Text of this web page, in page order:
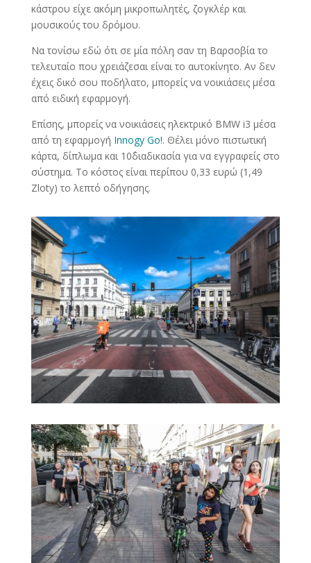
κάστρου είχε ακόμη μικροπωλητές, ζογκλέρ και
μουσικούς του δρόμου.
Να τονίσω εδώ ότι σε μία πόλη σαν τη Βαρσοβία το
τελευταίο που χρειάζεσαι είναι το αυτοκίνητο. Αν δεν
έχεις δικό σου ποδήλατο, μπορείς να νοικιάσεις μέσα
από ειδική εφαρμογή.
Επίσης, μπορείς να νοικιάσεις ηλεκτρικό BMW i3 μέσα
από τη εφαρμογή Innogy Go!. Θέλει μόνο πιστωτική
κάρτα, δίπλωμα και 10΄διαδικασία για να εγγραφείς στο
σύστημα. Το κόστος είναι περίπου 0,33 ευρώ (1,49
Zloty) το λεπτό οδήγησης.